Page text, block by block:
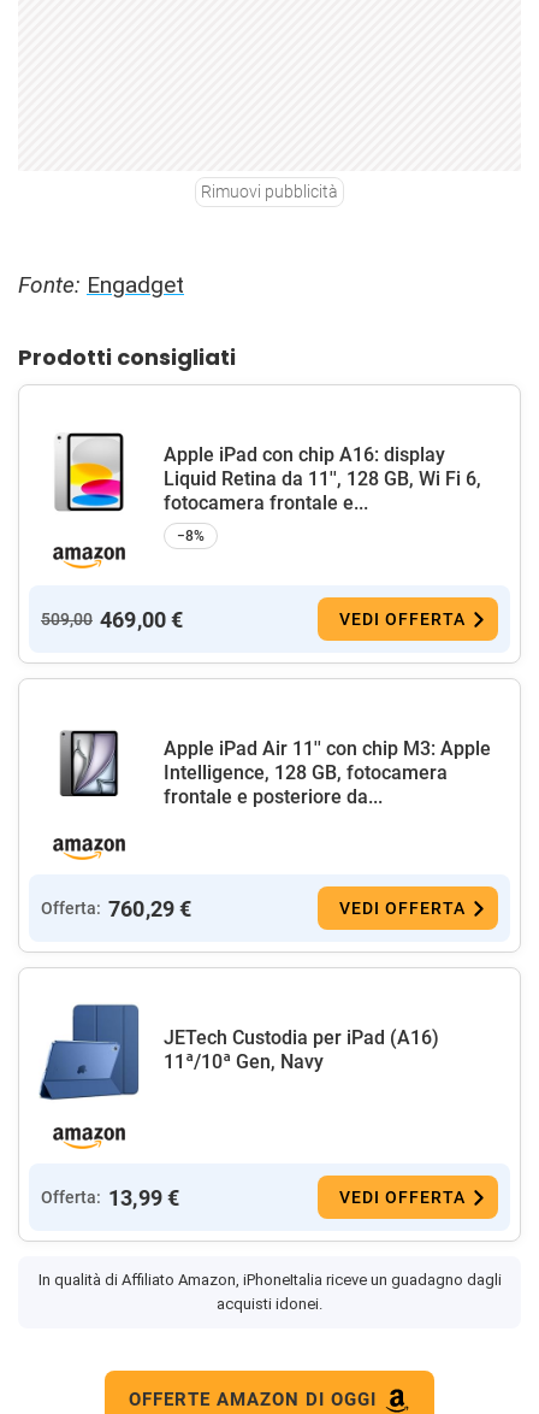
Rimuovi pubblicità
Fonte: Engadget
Prodotti consigliati
Apple iPad con chip A16: display
Liquid Retina da 11'', 128 GB, Wi Fi 6,
fotocamera frontale e...
−8%
509,00 469,00 € VEDI OFFERTA
Apple iPad Air 11'' con chip M3: Apple
Intelligence, 128 GB, fotocamera
frontale e posteriore da...
Offerta: 760,29 € VEDI OFFERTA
JETech Custodia per iPad (A16)
11ª/10ª Gen, Navy
Offerta: 13,99 € VEDI OFFERTA
In qualità di Affiliato Amazon, iPhoneItalia riceve un guadagno dagli
acquisti idonei.
OFFERTE AMAZON DI OGGI